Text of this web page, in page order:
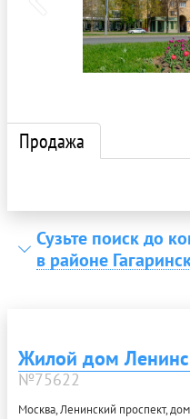
Продажа
Сузьте поиск до
в районе
Жилой дом
№75622
Москва, Ленинский проспект,